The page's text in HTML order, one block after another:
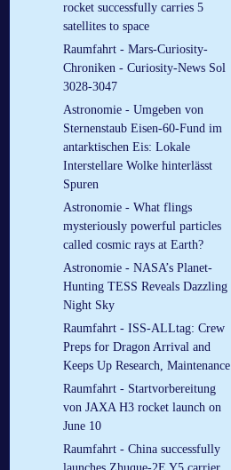
rocket successfully carries 5
satellites to space
Raumfahrt - Mars-Curiosity-
Chroniken - Curiosity-News Sol
3028-3047
Astronomie - Umgeben von
Sternenstaub Eisen-60-Fund im
antarktischen Eis: Lokale
Interstellare Wolke hinterlässt
Spuren
Astronomie - What flings
mysteriously powerful particles
called cosmic rays at Earth?
Astronomie - NASA’s Planet-
Hunting TESS Reveals Dazzling
Night Sky
Raumfahrt - ISS-ALLtag: Crew
Preps for Dragon Arrival and
Keeps Up Research, Maintenance
Raumfahrt - Startvorbereitung
von JAXA H3 rocket launch on
June 10
Raumfahrt - China successfully